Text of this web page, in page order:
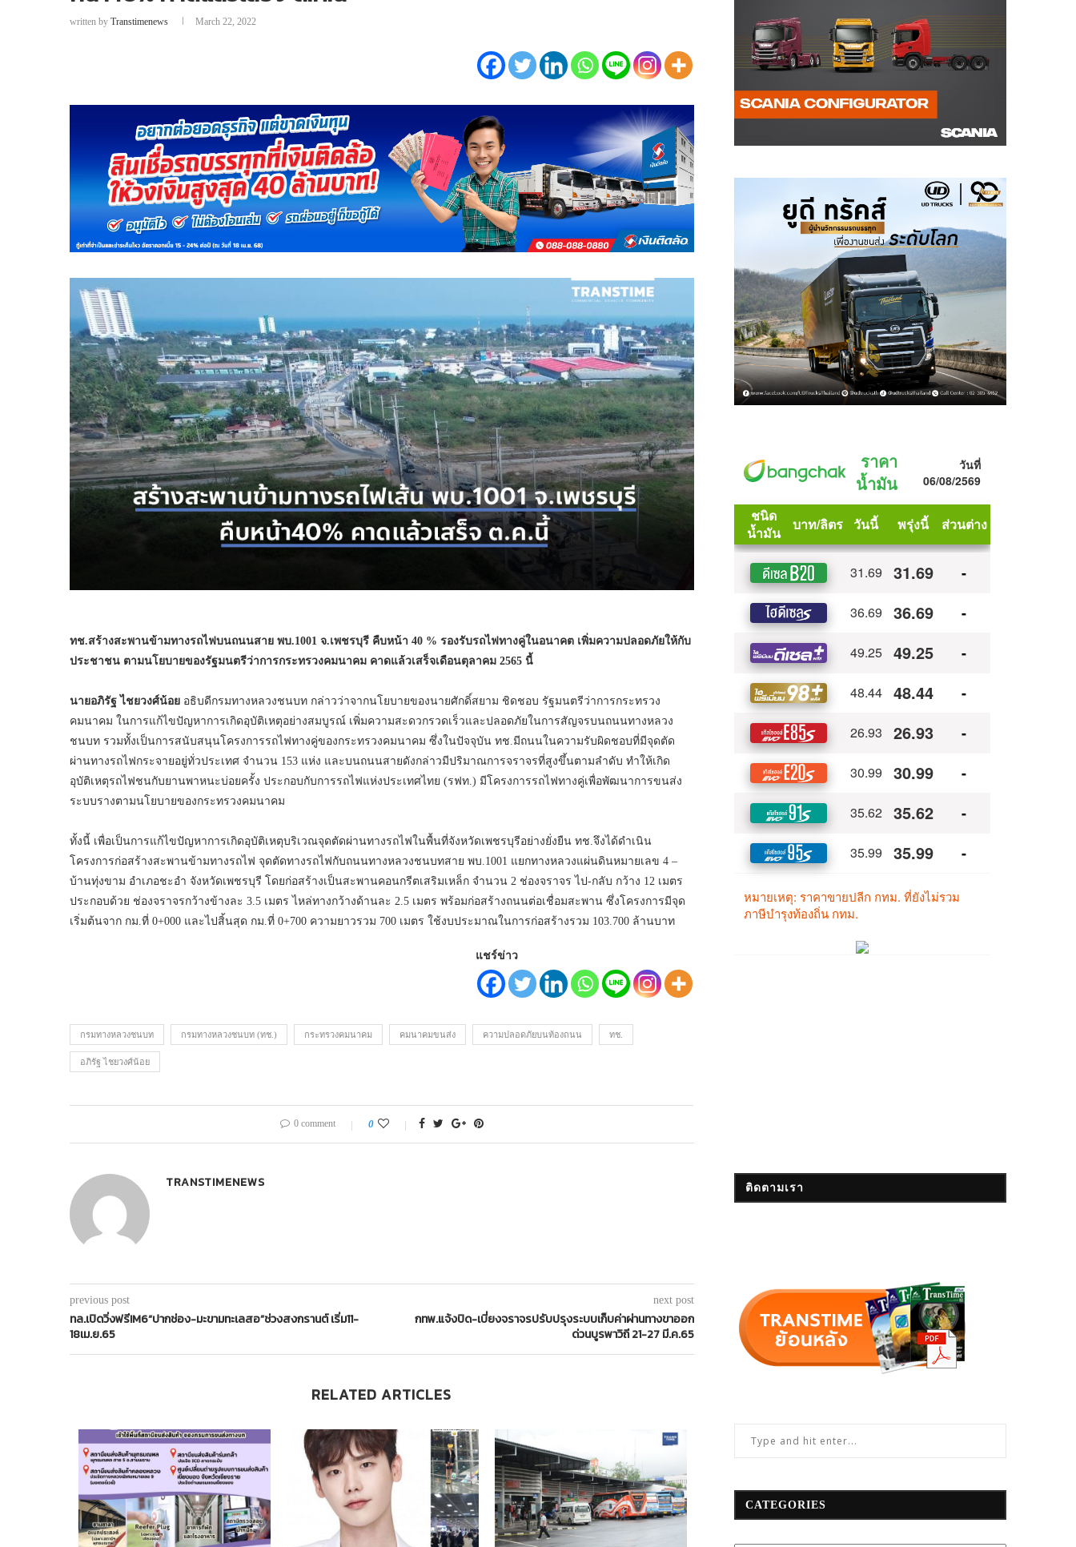
written by Transtimenews March 22, 2022
ทช.สร้างสะพานข้ามทางรถไฟบนถนนสาย พบ.1001 จ.เพชรบุรี คืบหน้า 40 % รองรับรถไฟทางคู่ในอนาคต เพิ่มความปลอดภัยให้กับ
ประชาชน ตามนโยบายของรัฐมนตรีว่าการกระทรวงคมนาคม คาดแล้วเสร็จเดือนตุลาคม 2565 นี้
นายอภิรัฐ ไชยวงศ์น้อย อธิบดีกรมทางหลวงชนบท กล่าวว่าจากนโยบายของนายศักดิ์สยาม ชิดชอบ รัฐมนตรีว่าการกระทรวง
คมนาคม ในการแก้ไขปัญหาการเกิดอุบัติเหตุอย่างสมบูรณ์ เพิ่มความสะดวกรวดเร็วและปลอดภัยในการสัญจรบนถนนทางหลวง
ชนบท รวมทั้งเป็นการสนับสนุนโครงการรถไฟทางคู่ของกระทรวงคมนาคม ซึ่งในปัจจุบัน ทช.มีถนนในความรับผิดชอบที่มีจุดตัด
ผ่านทางรถไฟกระจายอยู่ทั่วประเทศ จำนวน 153 แห่ง และบนถนนสายดังกล่าวมีปริมาณการจราจรที่สูงขึ้นตามลำดับ ทำให้เกิด
อุบัติเหตุรถไฟชนกับยานพาหนะบ่อยครั้ง ประกอบกับการรถไฟแห่งประเทศไทย (รฟท.) มีโครงการรถไฟทางคู่เพื่อพัฒนาการขนส่ง
ระบบรางตามนโยบายของกระทรวงคมนาคม
ทั้งนี้ เพื่อเป็นการแก้ไขปัญหาการเกิดอุบัติเหตุบริเวณจุดตัดผ่านทางรถไฟในพื้นที่จังหวัดเพชรบุรีอย่างยั่งยืน ทช.จึงได้ดำเนิน
โครงการก่อสร้างสะพานข้ามทางรถไฟ จุดตัดทางรถไฟกับถนนทางหลวงชนบทสาย พบ.1001 แยกทางหลวงแผ่นดินหมายเลข 4 –
บ้านทุ่งขาม อำเภอชะอำ จังหวัดเพชรบุรี โดยก่อสร้างเป็นสะพานคอนกรีตเสริมเหล็ก จำนวน 2 ช่องจราจร ไป-กลับ กว้าง 12 เมตร
ประกอบด้วย ช่องจราจรกว้างข้างละ 3.5 เมตร ไหล่ทางกว้างด้านละ 2.5 เมตร พร้อมก่อสร้างถนนต่อเชื่อมสะพาน ซึ่งโครงการมีจุด
เริ่มต้นจาก กม.ที่ 0+000 และไปสิ้นสุด กม.ที่ 0+700 ความยาวรวม 700 เมตร ใช้งบประมาณในการก่อสร้างรวม 103.700 ล้านบาท
แชร์ข่าว
กรมทางหลวงชนบท กรมทางหลวงชนบท (ทช.) กระทรวงคมนาคม คมนาคมขนส่ง ความปลอดภัยบนท้องถนน ทช.
อภิรัฐ ไชยวงศ์น้อย
0 comment 0
TRANSTIMENEWS
previous post
ทล.เปิดวิ่งฟรี!M6“ปากช่อง-มะขามทะเลสอ”ช่วงสงกรานต์ เริ่ม11-
18เม.ย.65
next post
กทพ.แจ้งปิด-เบี่ยงจราจรปรับปรุงระบบเก็บค่าผ่านทางขาออก
ด่วนบูรพาวิถี 21-27 มี.ค.65
RELATED ARTICLES
ติดตามเรา
CATEGORIES